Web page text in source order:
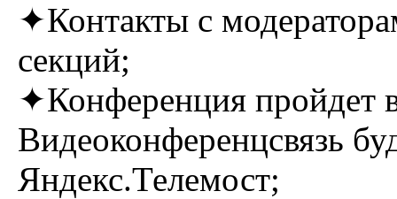
✦Контакты с
секций;
✦Конференция пройдет
Видеоконференцсвязь
Яндекс.Телемост;